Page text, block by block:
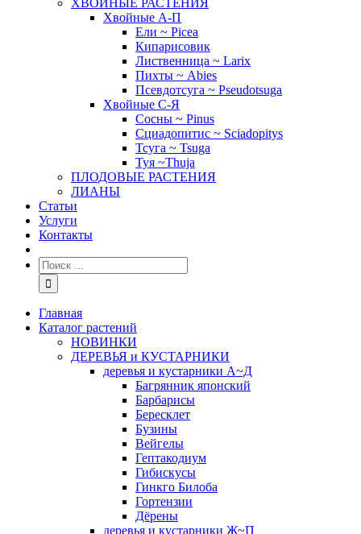
ХВОЙНЫЕ РАСТЕНИЯ
Хвойные А-П
Ели ~ Picea
Кипарисовик
Лиственница ~ Larix
Пихты ~ Abies
Псевдотсуга ~ Pseudotsuga
Хвойные С-Я
Сосны ~ Pinus
Сциадопитис ~ Sciadopitys
Тсуга ~ Tsuga
Туя ~Thuja
ПЛОДОВЫЕ РАСТЕНИЯ
ЛИАНЫ
Статьи
Услуги
Контакты
Главная
Каталог растений
НОВИНКИ
ДЕРЕВЬЯ и КУСТАРНИКИ
деревья и кустарники А~Д
Багрянник японский
Барбарисы
Бересклет
Бузины
Вейгелы
Гептакодиум
Гибискусы
Гинкго Билоба
Гортензии
Дёрены
деревья и кустарники Ж~П